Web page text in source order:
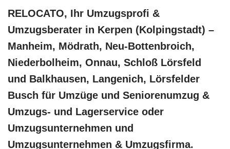
RELOCATO, Ihr Umzugsprofi &
Umzugsberater in Kerpen (Kolpingstadt) –
Manheim, Mödrath, Neu-Bottenbroich,
Niederbolheim, Onnau, Schloß Lörsfeld
und Balkhausen, Langenich, Lörsfelder
Busch für Umzüge und Seniorenumzug &
Umzugs- und Lagerservice oder
Umzugsunternehmen und
Umzugsunternehmen & Umzugsfirma.